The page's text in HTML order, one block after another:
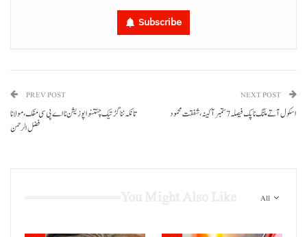
Subscribe
PREV POST
تانکہ ننا گڑتیک چٹتنو اپوزیشن نا اے پی سی مفک، مولانا
فضل الرحمن
NEXT POST
اسکول آتے ملنگ نا پک فیصلہ7 ستمبر آ کینہ، شفقت محمود
All